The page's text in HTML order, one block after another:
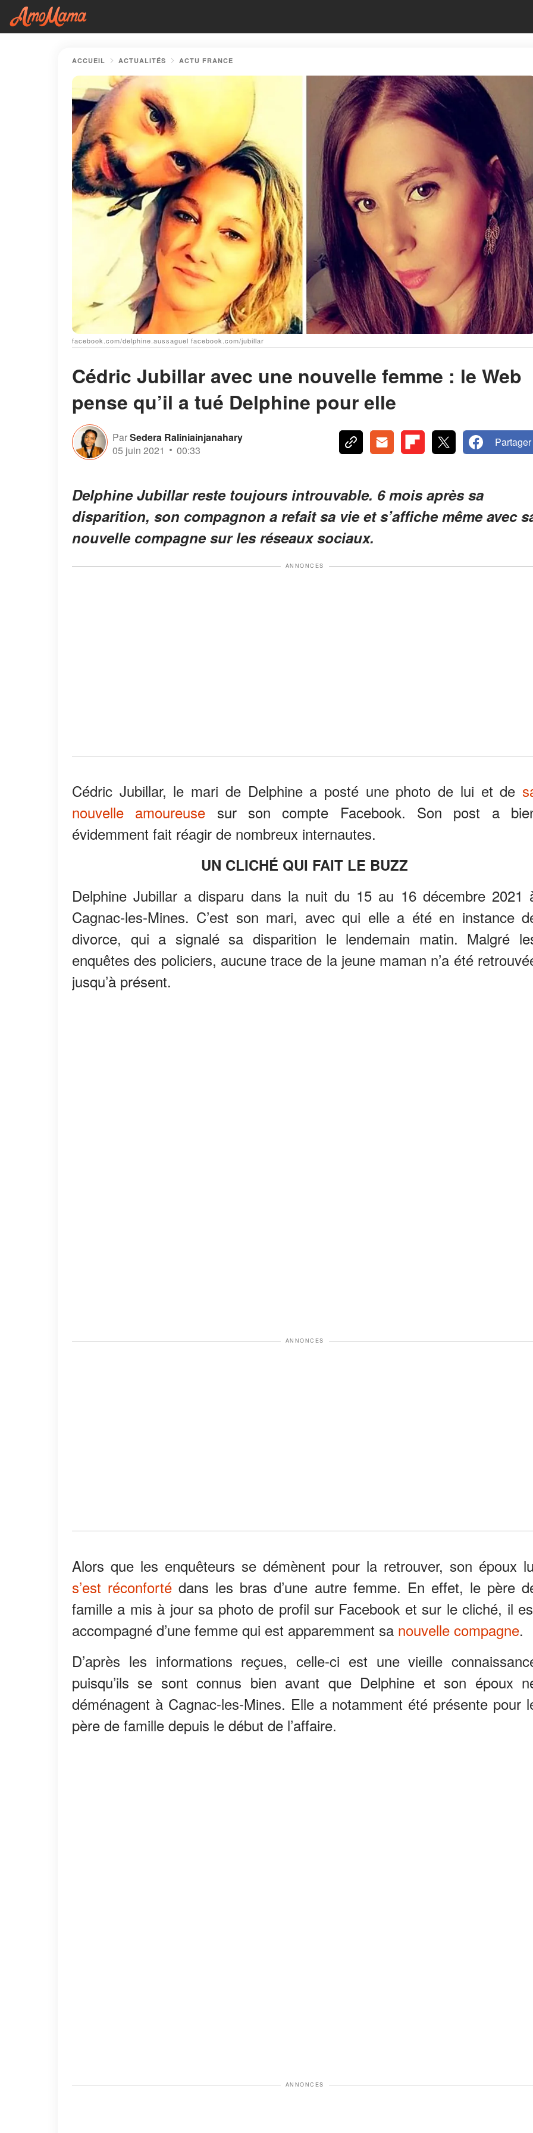
ACCUEIL ACTUALITÉS ACTU FRANCE
facebook.com/delphine.aussaguel facebook.com/jubillar
Cédric Jubillar avec une nouvelle femme : le Web
pense qu’il a tué Delphine pour elle
ParSedera Raliniainjanahary
05 juin 2021
00:33
Partager
Delphine Jubillar reste toujours introuvable. 6 mois après sa
disparition, son compagnon a refait sa vie et s’affiche même avec
nouvelle compagne sur les réseaux sociaux.
ANNONCES
Cédric Jubillar, le mari de Delphine a posté une photo de lui et de
nouvelle amoureuse sur son compte Facebook. Son post a
évidemment fait réagir de nombreux internautes.
UN CLICHÉ QUI FAIT LE BUZZ
Delphine Jubillar a disparu dans la nuit du 15 au 16 décembre 2021
Cagnac-les-Mines. C’est son mari, avec qui elle a été en instance
divorce, qui a signalé sa disparition le lendemain matin. Malgré
enquêtes des policiers, aucune trace de la jeune maman n’a été
jusqu’à présent.
ANNONCES
Alors que les enquêteurs se démènent pour la retrouver, son époux
s’est réconforté dans les bras d’une autre femme. En effet, le père
famille a mis à jour sa photo de profil sur Facebook et sur le cliché, il
accompagné d’une femme qui est apparemment sa nouvelle compagne.
D’après les informations reçues, celle-ci est une vieille
puisqu’ils se sont connus bien avant que Delphine et son époux
déménagent à Cagnac-les-Mines. Elle a notamment été présente pour
père de famille depuis le début de l’affaire.
ANNONCES